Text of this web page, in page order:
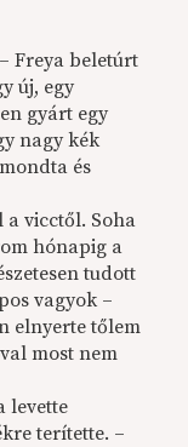
Freya beletúrt
új, egy
gyárt egy
nagy kék
és
a vicctől. Soha
hónapig a
tudott
vagyok –
elnyerte tőlem
most nem
levette
terítette. –